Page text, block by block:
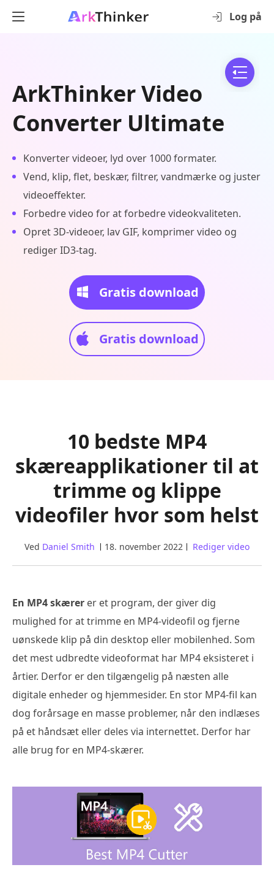
Log på
ArkThinker Video
Converter Ultimate
Konverter videoer, lyd over 1000 formater.
Vend, klip, flet, beskær, filtrer, vandmærke og juster
videoeffekter.
Forbedre video for at forbedre videokvaliteten.
Opret 3D-videoer, lav GIF, komprimer video og
rediger ID3-tag.
Gratis download
Gratis download
10 bedste MP4
skæreapplikationer til at
trimme og klippe
videofiler hvor som helst
Ved Daniel Smith 18. november 2022 Rediger video
En MP4 skærer er et program, der giver dig
mulighed for at trimme en MP4-videofil og fjerne
uønskede klip på din desktop eller mobilenhed. Som
det mest udbredte videoformat har MP4 eksisteret i
årtier. Derfor er den tilgængelig på næsten alle
digitale enheder og hjemmesider. En stor MP4-fil kan
dog forårsage en masse problemer, når den indlæses
på et håndsæt eller deles via internettet. Derfor har
alle brug for en MP4-skærer.